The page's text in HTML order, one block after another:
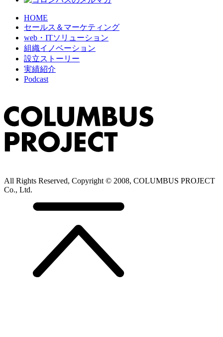
HOME
セールス＆マーケティング
web・ITソリューション
組織イノベーション
設立ストーリー
実績紹介
Podcast
All Rights Reserved, Copyright © 2008, COLUMBUS PROJECT
Co., Ltd.